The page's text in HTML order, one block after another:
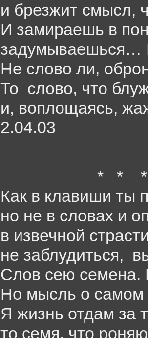
и брезжит смысл,
И замираешь в
задумываешься…
Не слово ли,
То слово, что
и, воплощаясь,
2.04.03
* * *
Как в клавиши ты
но не в словах и
в извечной
не заблудиться,
Слов сею семена.
Но мысль о самом
Я жизнь отдам за
то семя, что